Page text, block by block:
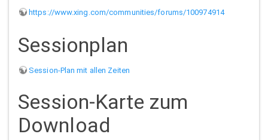
https://www.xing.com/communities/forums/100974914
Sessionplan
Session-Plan mit allen Zeiten
Session-Karte zum
Download